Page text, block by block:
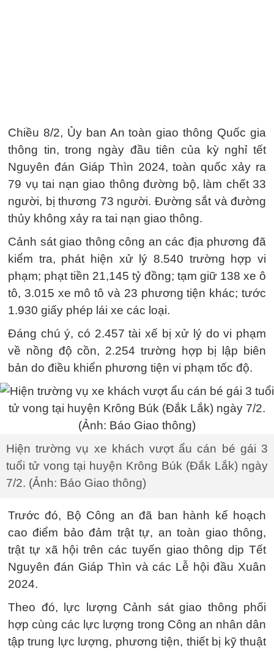
Chiều 8/2, Ủy ban An toàn giao thông Quốc gia
thông tin, trong ngày đầu tiên của kỳ nghỉ tết
Nguyên đán Giáp Thìn 2024, toàn quốc xảy ra
79 vụ tai nạn giao thông đường bộ, làm chết 33
người, bị thương 73 người. Đường sắt và đường
thủy không xảy ra tai nạn giao thông.
Cảnh sát giao thông công an các địa phương đã
kiểm tra, phát hiện xử lý 8.540 trường hợp vi
phạm; phạt tiền 21,145 tỷ đồng; tạm giữ 138 xe ô
tô, 3.015 xe mô tô và 23 phương tiện khác; tước
1.930 giấy phép lái xe các loại.
Đáng chú ý, có 2.457 tài xế bị xử lý do vi phạm
về nồng độ cồn, 2.254 trường hợp bị lập biên
bản do điều khiển phương tiện vi phạm tốc độ.
Hiện trường vụ xe khách vượt ẩu cán bé gái 3
tuổi tử vong tại huyện Krông Búk (Đắk Lắk) ngày
7/2. (Ảnh: Báo Giao thông)
Trước đó, Bộ Công an đã ban hành kế hoạch
cao điểm bảo đảm trật tự, an toàn giao thông,
trật tự xã hội trên các tuyến giao thông dịp Tết
Nguyên đán Giáp Thìn và các Lễ hội đầu Xuân
2024.
Theo đó, lực lượng Cảnh sát giao thông phối
hợp cùng các lực lượng trong Công an nhân dân
tập trung lực lượng, phương tiện, thiết bị kỹ thuật